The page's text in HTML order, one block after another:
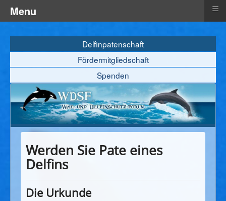
Delfinpatenschaft
Fördermitgliedschaft
Spenden
Werden Sie Pate eines
Delfins
Die Urkunde
Menu ≡